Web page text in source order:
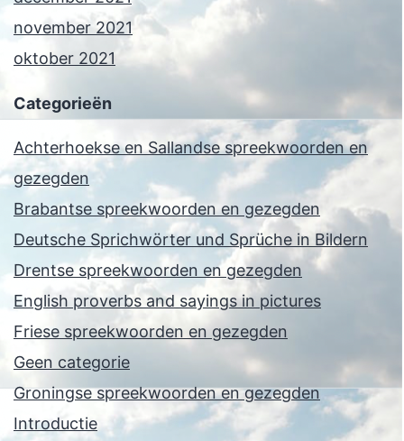
november 2021
oktober 2021
Categorieën
Achterhoekse en Sallandse spreekwoorden en
gezegden
Brabantse spreekwoorden en gezegden
Deutsche Sprichwörter und Sprüche in Bildern
Drentse spreekwoorden en gezegden
English proverbs and sayings in pictures
Friese spreekwoorden en gezegden
Geen categorie
Groningse spreekwoorden en gezegden
Introductie